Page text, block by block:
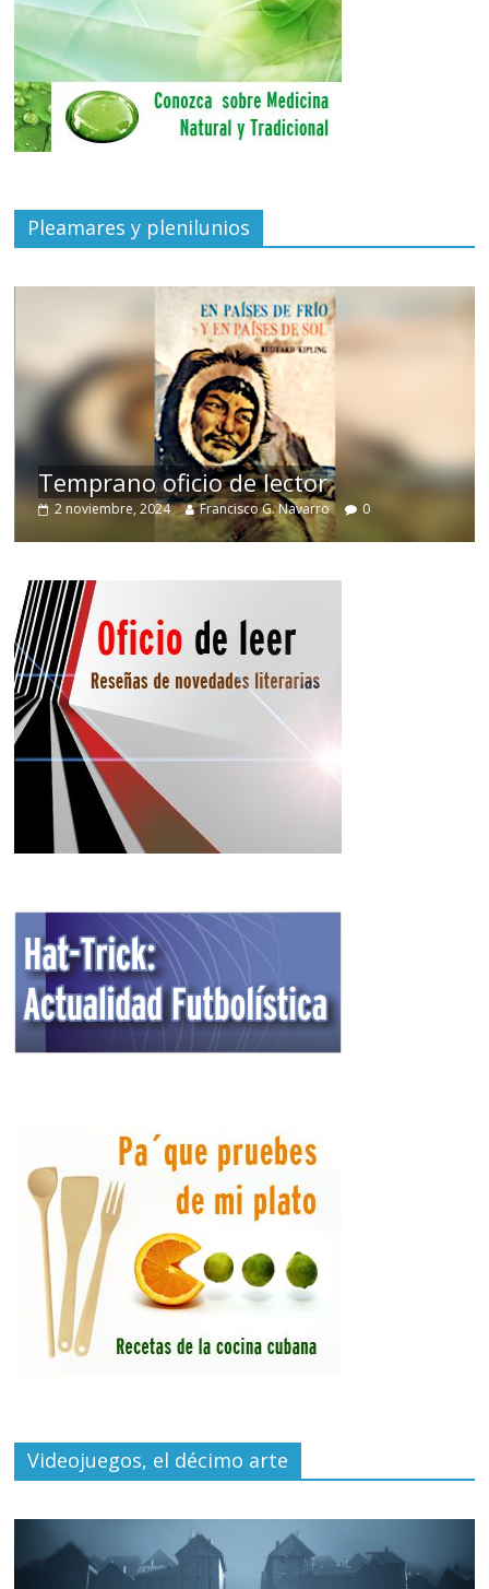
Pleamares y plenilunios
Temprano oficio de lector
2 noviembre, 2024 Francisco G. Navarro 0
Videojuegos, el décimo arte